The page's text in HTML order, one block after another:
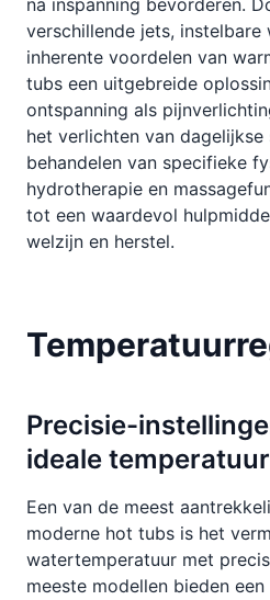
na inspanning bevorderen.
verschillende jets, instelbare
inherente voordelen van
tubs een uitgebreide
ontspanning als
het verlichten van
behandelen van specifieke
hydrotherapie en
tot een waardevol
welzijn en herstel.
Precisie-
ideale temperatuur
Een van de meest
moderne hot tubs is het
watertemperatuur met
meeste modellen bieden